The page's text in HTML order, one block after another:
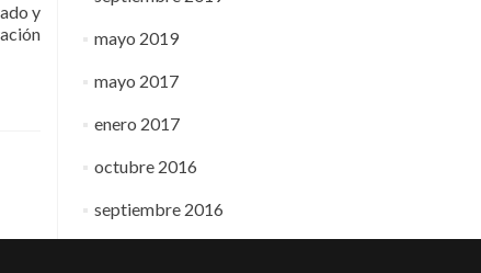
y
mayo 2019
mayo 2017
enero 2017
octubre 2016
septiembre 2016